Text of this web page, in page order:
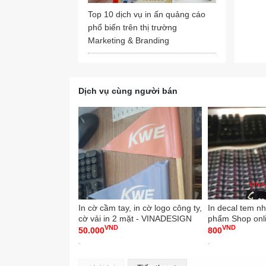
Top 10 dịch vụ in ấn quảng cáo
phổ biến trên thị trường
Marketing & Branding
📱
Dịch vụ cùng người bán
In cờ cầm tay, in cờ logo công ty,
cờ vải in 2 mặt - VINADESIGN
50.000VND
-
In decal tem
phẩm Shop
Decal theo yêu
800VND
-